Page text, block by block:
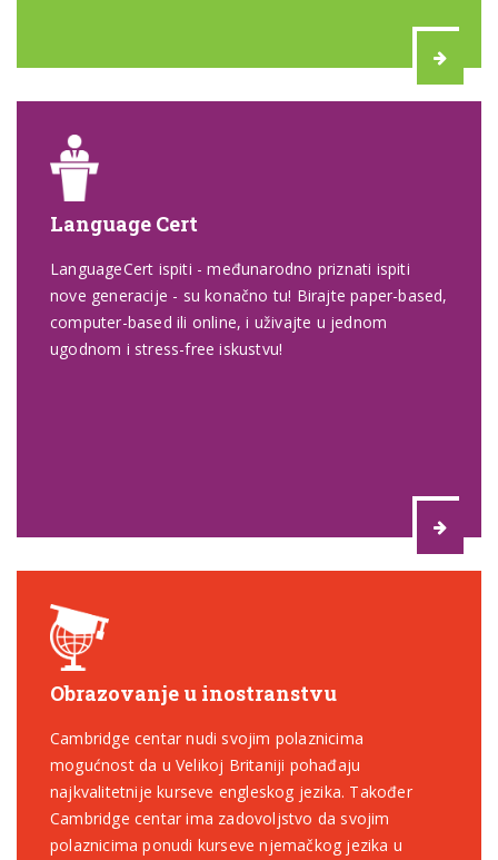
Language Cert
LanguageCert ispiti - međunarodno priznati ispiti
nove generacije - su konačno tu! Birajte paper-based,
computer-based ili online, i uživajte u jednom
ugodnom i stress-free iskustvu!
Obrazovanje u inostranstvu
Cambridge centar nudi svojim polaznicima
mogućnost da u Velikoj Britaniji pohađaju
najkvalitetnije kurseve engleskog jezika. Također
Cambridge centar ima zadovoljstvo da svojim
polaznicima ponudi kurseve njemačkog jezika u